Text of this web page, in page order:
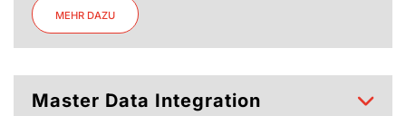
MEHR DAZU
Master Data Integration